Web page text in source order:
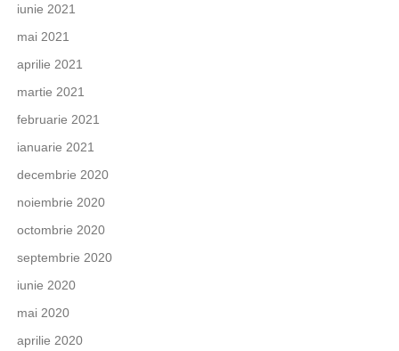
iunie 2021
mai 2021
aprilie 2021
martie 2021
februarie 2021
ianuarie 2021
decembrie 2020
noiembrie 2020
octombrie 2020
septembrie 2020
iunie 2020
mai 2020
aprilie 2020